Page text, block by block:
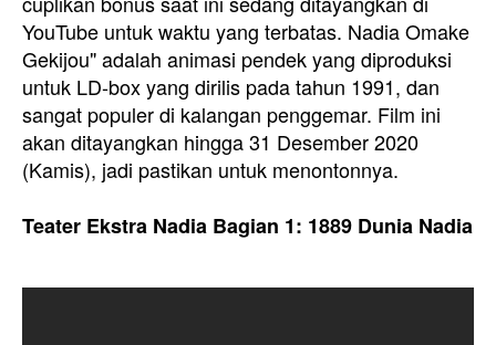
YouTube untuk waktu yang terbatas. Nadia Omake
Gekijou" adalah animasi pendek yang diproduksi
untuk LD-box yang dirilis pada tahun 1991, dan
sangat populer di kalangan penggemar. Film ini
akan ditayangkan hingga 31 Desember 2020
(Kamis), jadi pastikan untuk menontonnya.
Teater Ekstra Nadia Bagian 1: 1889 Dunia Nadia